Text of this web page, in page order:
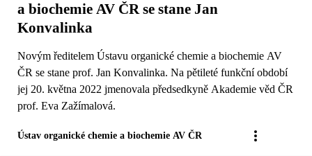
a biochemie AV ČR se stane Jan
Konvalinka
Novým ředitelem Ústavu organické chemie a biochemie AV
ČR se stane prof. Jan Konvalinka. Na pětileté funkční období
jej 20. května 2022 jmenovala předsedkyně Akademie věd ČR
prof. Eva Zažímalová.
Ústav organické chemie a biochemie AV ČR